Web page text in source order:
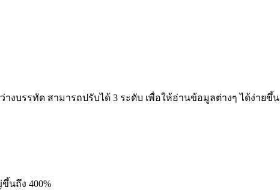
งบรรทัด สามารถปรับได้ 3 ระดับ เพื่อให้อ่านข้อมูลต่างๆ ได้ง่ายขึ้น
นถึง 400%